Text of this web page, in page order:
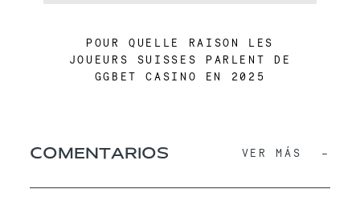
POUR QUELLE RAISON LES
JOUEURS SUISSES PARLENT DE
GGBET CASINO EN 2025
COMENTARIOS VER MÁS